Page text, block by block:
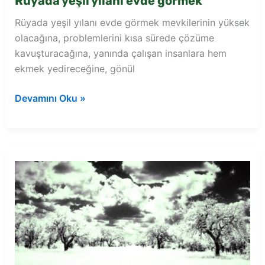
Rüyada yeşil yılanı evde görmek mevkilerinin yüksek
olacağına, problemlerini kısa sürede çözüme
kavuşturacağına, yanında çalışan insanlara hem
ekmek yedireceğine, gönül
Rüyada
görmek
Devamını Oku »